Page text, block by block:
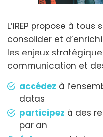
L’IREP propose à
consolider et
les enjeux
communication et
accédez à
datas
participez à des
par an